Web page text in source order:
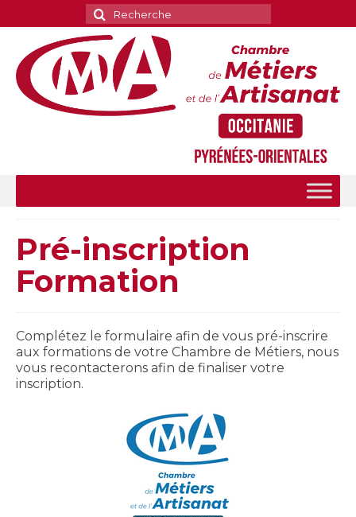
Rechercher
:
Pré-inscription
Formation
Complétez le formulaire afin de vous pré-inscrire
aux formations de votre Chambre de Métiers, nous
vous recontacterons afin de finaliser votre
inscription.